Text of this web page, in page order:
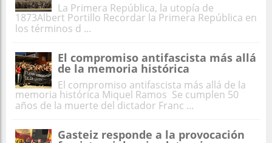
La Primera República, la utopía de
1873Albert Portillo Recordar la Primera República en
los términos d ...
El compromiso antifascista más allá
de la memoria histórica
El compromiso antifascista más allá de la
memoria histórica Miquel Ramos Se cumplen 50
años de la muerte del dictador Franc ...
Gasteiz responde a la provocación